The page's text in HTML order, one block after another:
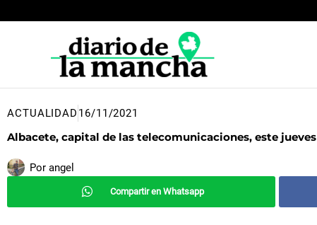
al
ACTUALIDAD 16/11/2021
Albacete, capital de las telecomunicaciones, este jueves
Por angel
Compartir en Whatsapp